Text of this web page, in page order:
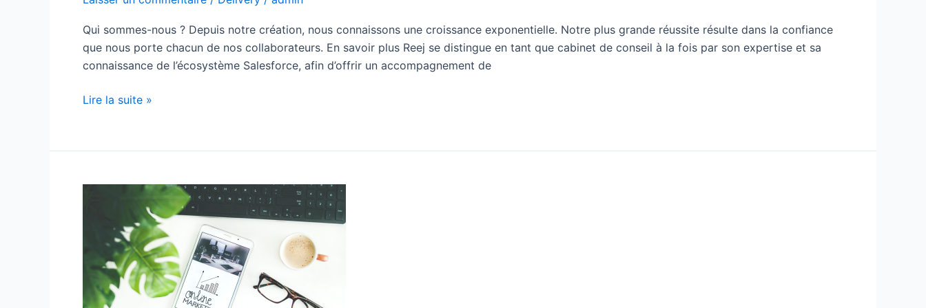
Qui sommes-nous ? Depuis notre création, nous connaissons une croissance exponentielle. Notre plus grande réussite résulte dans la confiance
que nous porte chacun de nos collaborateurs. En savoir plus Reej se distingue en tant que cabinet de conseil à la fois par son expertise et sa
connaissance de l’écosystème Salesforce, afin d’offrir un accompagnement de
Lire la suite »
Business
Analyst
Project
Manager